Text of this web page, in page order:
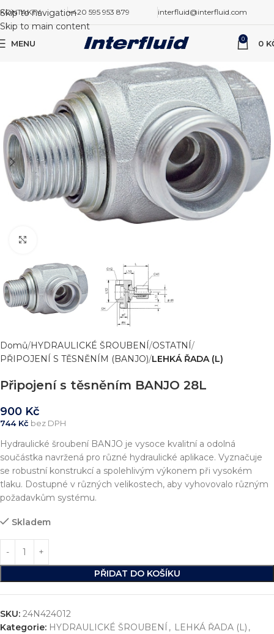
Skip to navigation
Skip to main content
KONTAKTY +420 595 953 879 interfluid@interfluid.com
MENU 0 0
Domů HYDRAULICKÉ ŠROUBENÍ OSTATNÍ
PŘIPOJENÍ S TĚSNĚNÍM (BANJO) LEHKÁ ŘADA (L)
Připojení s těsněním BANJO 28L
900 Kč
744 Kč bez DPH
Hydraulické šroubení BANJO je vysoce kvalitní a odolná
součástka navržená pro různé hydraulické aplikace. Vyznačuje
se robustní konstrukcí a spolehlivým výkonem při vysokém
tlaku. Dostupné v různých velikostech, aby vyhovovalo různým
požadavkům systému.
Skladem
PŘIDAT DO KOŠÍKU
SKU: 24N424012
Kategorie: HYDRAULICKÉ ŠROUBENÍ , LEHKÁ ŘADA (L) ,